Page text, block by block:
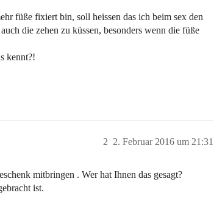
füße fixiert bin, soll heissen das ich beim sex den
die zehen zu küssen, besonders wenn die füße
kennt?!
2. Februar 2016 um 21:31
2
mitbringen . Wer hat Ihnen das gesagt?
ist.